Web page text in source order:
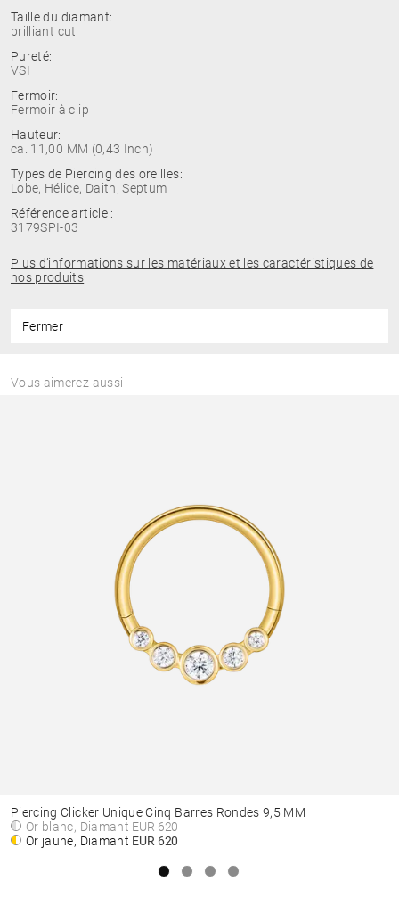
Taille du diamant:
brilliant cut
Pureté:
VSI
Fermoir:
Fermoir à clip
Hauteur:
ca. 11,00 MM (0,43 Inch)
Types de Piercing des oreilles:
Lobe, Hélice, Daith, Septum
Référence article :
3179SPI-03
Plus d’informations sur les matériaux et les caractéristiques de
nos produits
Fermer
Vous aimerez aussi
Piercing Clicker Unique Cinq Barres Rondes 9,5 MM
Or blanc, Diamant EUR 620
Or jaune, Diamant EUR 620